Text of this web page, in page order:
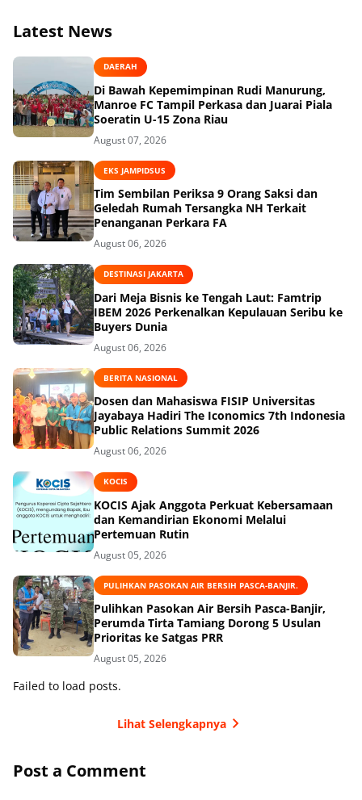
Latest News
DAERAH
Di Bawah Kepemimpinan Rudi Manurung,
Manroe FC Tampil Perkasa dan Juarai Piala
Soeratin U-15 Zona Riau
August 07, 2026
EKS JAMPIDSUS
Tim Sembilan Periksa 9 Orang Saksi dan
Geledah Rumah Tersangka NH Terkait
Penanganan Perkara FA
August 06, 2026
DESTINASI JAKARTA
Dari Meja Bisnis ke Tengah Laut: Famtrip
IBEM 2026 Perkenalkan Kepulauan Seribu ke
Buyers Dunia
August 06, 2026
BERITA NASIONAL
Dosen dan Mahasiswa FISIP Universitas
Jayabaya Hadiri The Iconomics 7th Indonesia
Public Relations Summit 2026
August 06, 2026
KOCIS
KOCIS Ajak Anggota Perkuat Kebersamaan
dan Kemandirian Ekonomi Melalui
Pertemuan Rutin
August 05, 2026
PULIHKAN PASOKAN AIR BERSIH PASCA-BANJIR.
Pulihkan Pasokan Air Bersih Pasca-Banjir,
Perumda Tirta Tamiang Dorong 5 Usulan
Prioritas ke Satgas PRR
August 05, 2026
Failed to load posts.
Lihat Selengkapnya
Post a Comment